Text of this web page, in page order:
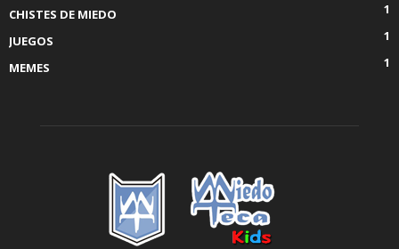
CHISTES DE MIEDO
1
JUEGOS
1
MEMES
1